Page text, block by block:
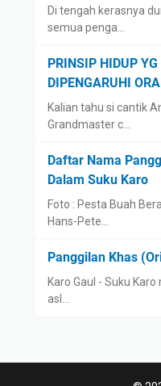
Di tengah kerasnya
semua penga…
PRINSIP HIDUP
DIPENGARUHI
Kalian tahu si cantik
Grandmaster c…
Daftar Nama
Dalam Suku Karo
Foto : Pesta Buah
Hans-Pete…
Panggilan Khas
Karo Gaul - Suku
asl…